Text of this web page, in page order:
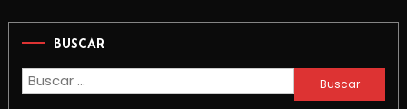
BUSCAR
Buscar: